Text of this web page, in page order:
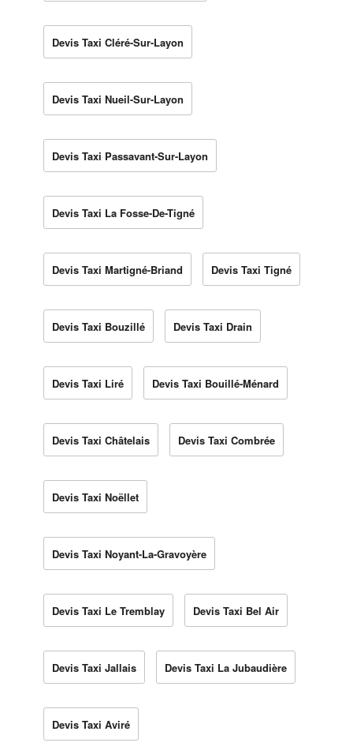
Devis Taxi Cléré-Sur-Layon
Devis Taxi Nueil-Sur-Layon
Devis Taxi Passavant-Sur-Layon
Devis Taxi La Fosse-De-Tigné
Devis Taxi Martigné-Briand Devis Taxi Tigné
Devis Taxi Bouzillé Devis Taxi Drain
Devis Taxi Liré Devis Taxi Bouillé-Ménard
Devis Taxi Châtelais Devis Taxi Combrée
Devis Taxi Noëllet
Devis Taxi Noyant-La-Gravoyère
Devis Taxi Le Tremblay Devis Taxi Bel Air
Devis Taxi Jallais Devis Taxi La Jubaudière
Devis Taxi Aviré